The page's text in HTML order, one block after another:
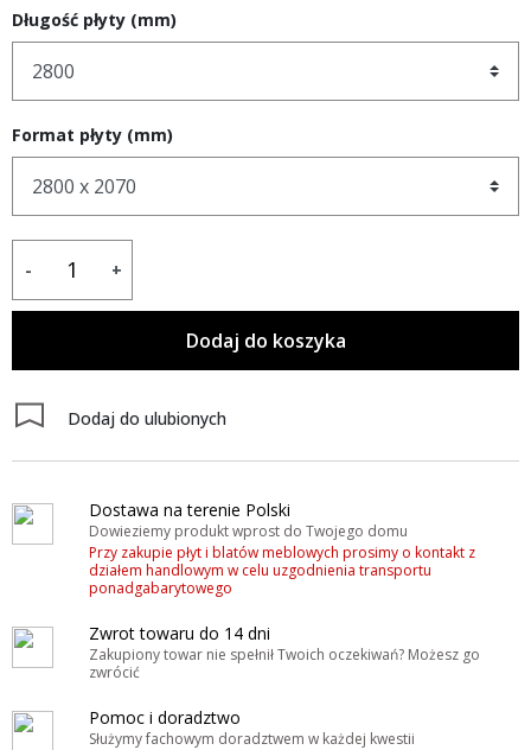
Długość płyty (mm)
Format płyty (mm)
- +
Dodaj do koszyka
Dodaj do ulubionych
Dostawa na terenie Polski
Dowieziemy produkt wprost do Twojego domu
Przy zakupie płyt i blatów meblowych prosimy o kontakt z
działem handlowym w celu uzgodnienia transportu
ponadgabarytowego
Zwrot towaru do 14 dni
Zakupiony towar nie spełnił Twoich oczekiwań? Możesz go
zwrócić
Pomoc i doradztwo
Służymy fachowym doradztwem w każdej kwestii